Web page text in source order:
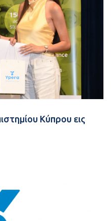
Κύπρου εις